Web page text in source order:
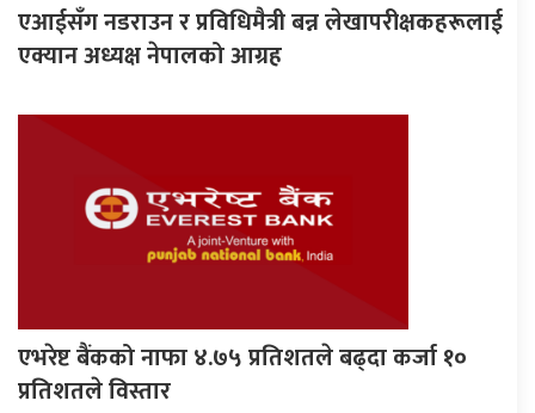
एआईसँग नडराउन र प्रविधिमैत्री बन्न लेखापरीक्षकहरूलाई
एक्यान अध्यक्ष नेपालको आग्रह
एभरेष्ट बैंकको नाफा ४.७५ प्रतिशतले बढ्दा कर्जा १०
प्रतिशतले विस्तार